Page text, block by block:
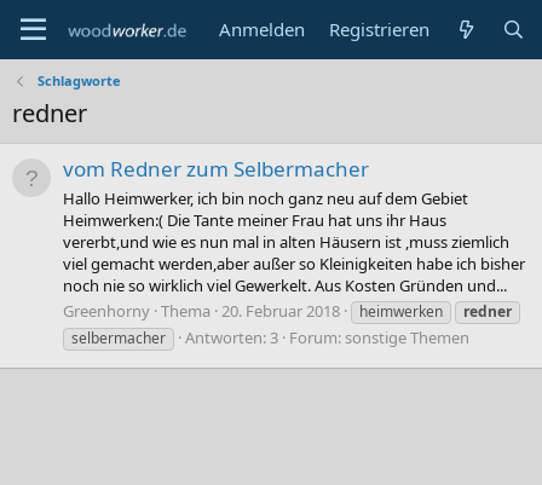
Anmelden Registrieren
Schlagworte
redner
vom Redner zum Selbermacher
Hallo Heimwerker, ich bin noch ganz neu auf dem Gebiet
Heimwerken:( Die Tante meiner Frau hat uns ihr Haus
vererbt,und wie es nun mal in alten Häusern ist ,muss ziemlich
viel gemacht werden,aber außer so Kleinigkeiten habe ich bisher
noch nie so wirklich viel Gewerkelt. Aus Kosten Gründen und...
Greenhorny Thema 20. Februar 2018 heimwerken
redner
selbermacher
Antworten: 3 Forum:sonstige Themen